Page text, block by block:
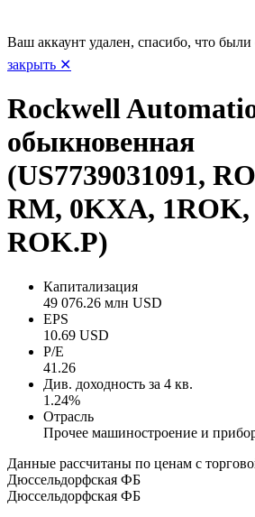
Ваш аккаунт удален, спасибо, что
закрыть ✕
Rockwell
обыкновенная
(US7739031091,
RM, 0KXA,
ROK.P)
Капитализация
49 076.26 млн USD
EPS
10.69 USD
P/E
41.26
Див. доходность за 4 кв.
1.24%
Отрасль
Прочее машиностроение и
Данные рассчитаны по ценам с
Дюссельдорфская ФБ
Дюссельдорфская ФБ